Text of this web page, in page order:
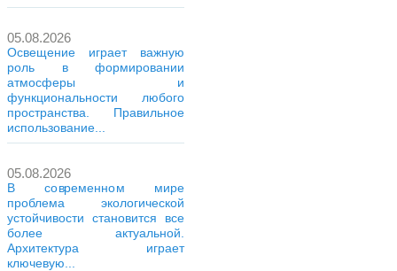
05.08.2026
Освещение играет важную
роль в формировании
атмосферы и
функциональности любого
пространства. Правильное
использование...
05.08.2026
В современном мире
проблема экологической
устойчивости становится все
более актуальной.
Архитектура играет
ключевую...